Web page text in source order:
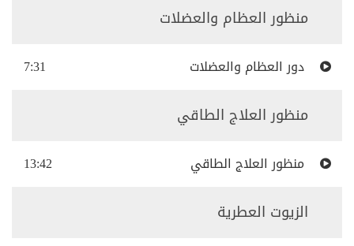
منظور العظام والعضلات
7:31 دور العظام والعضلات
منظور العلاج الطاقي
13:42 منظور العلاج الطاقي
الزيوت العطرية